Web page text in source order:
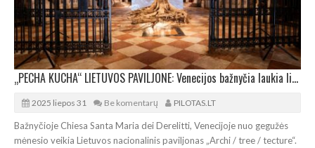
„PECHA KUCHA“ LIETUVOS PAVILJONE: Venecijos bažnyčia laukia lietuvių architektų
2025 liepos 31 Be komentarų PILOTAS.LT
Bažnyčioje Chiesa Santa Maria dei Derelitti, Venecijoje nuo gegužės
mėnesio veikia Lietuvos nacionalinis paviljonas „Archi / tree / tecture“.